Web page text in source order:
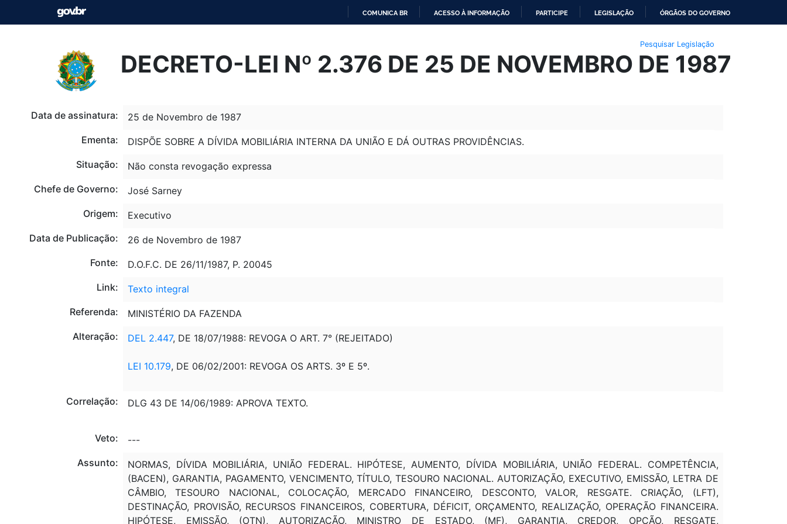
O
CONTEÚDO
COMUNICA BR ACESSO À INFORMAÇÃO PARTICIPE LEGISLAÇÃO ÓRGÃOS DO GOVERNO
Pesquisar Legislação
DECRETO-LEI Nº 2.376 DE 25 DE NOVEMBRO DE 1987
Data de assinatura:
25 de Novembro de 1987
Ementa:
DISPÕE SOBRE A DÍVIDA MOBILIÁRIA INTERNA DA UNIÃO E DÁ OUTRAS PROVIDÊNCIAS.
Situação:
Não consta revogação expressa
Chefe de Governo:
José Sarney
Origem:
Executivo
Data de Publicação:
26 de Novembro de 1987
Fonte:
D.O.F.C. DE 26/11/1987, P. 20045
Link:
Texto integral
Referenda:
MINISTÉRIO DA FAZENDA
Alteração:
DEL 2.447, DE 18/07/1988: REVOGA O ART. 7° (REJEITADO)
LEI 10.179, DE 06/02/2001: REVOGA OS ARTS. 3º E 5º.
Correlação: DLG 43 DE 14/06/1989: APROVA TEXTO.
Veto:
---
Assunto:
NORMAS, DÍVIDA MOBILIÁRIA, UNIÃO FEDERAL. HIPÓTESE, AUMENTO, DÍVIDA MOBILIÁRIA, UNIÃO FEDERAL. COMPETÊNCIA,
(BACEN), GARANTIA, PAGAMENTO, VENCIMENTO, TÍTULO, TESOURO NACIONAL. AUTORIZAÇÃO, EXECUTIVO, EMISSÃO, LETRA DE
CÂMBIO, TESOURO NACIONAL, COLOCAÇÃO, MERCADO FINANCEIRO, DESCONTO, VALOR, RESGATE. CRIAÇÃO, (LFT),
DESTINAÇÃO, PROVISÃO, RECURSOS FINANCEIROS, COBERTURA, DÉFICIT, ORÇAMENTO, REALIZAÇÃO, OPERAÇÃO FINANCEIRA.
HIPÓTESE, EMISSÃO, (OTN), AUTORIZAÇÃO, MINISTRO DE ESTADO, (MF), GARANTIA, CREDOR, OPÇÃO, RESGATE,